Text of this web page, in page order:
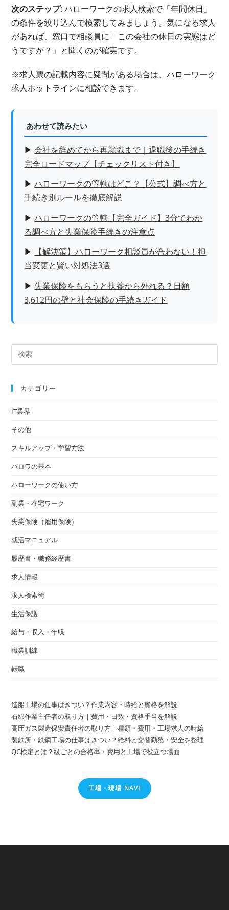
次のステップ: ハローワークの求人検索で「年間休日」
の条件を絞り込んで検索してみましょう。気になる求人
があれば、窓口で相談員に「この会社の休日の実態はど
うですか？」と聞くのが確実です。
※求人票の記載内容に疑問がある場合は、ハローワーク
求人ホットラインに相談できます。
あわせて読みたい
▶会社を辞めてから再就職まで｜退職後の手続き
完全ロードマップ【チェックリスト付き】
▶ハローワークの管轄はどこ？【公式】調べ方と
手続き別ルールを徹底解説
▶ハローワークの管轄【完全ガイド】3分でわか
る調べ方と失業保険手続きの注意点
▶
【解決策】ハローワーク相談員が合わない！担
当変更と賢い対処法3選
▶ 失業保険をもらうと扶養から外れる？日額
3,612円の壁と社会保険の手続きガイド
カテゴリー
IT業界
その他
スキルアップ・学習方法
ハロワの基本
ハローワークの使い方
副業・在宅ワーク
失業保険（雇用保険）
就活マニュアル
履歴書・職務経歴書
求人情報
求人検索術
生活保護
給与・収入・年収
職業訓練
転職
造船工場の仕事はきつい？作業内容・時給と資格を解説
石綿作業主任者の取り方｜費用・日数・資格手当を解説
高圧ガス製造保安責任者の取り方｜種類・費用・工場求人の時給
製鉄所・鉄鋼工場の仕事はきつい？給料と交替勤務・安全を整理
QC検定とは？級ごとの合格率・費用と工場で役立つ場面
工場・現場 NAVI